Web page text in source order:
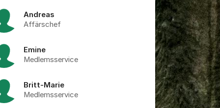
Andreas
Affärschef
Emine
Medlemsservice
Britt-Marie
Medlemsservice